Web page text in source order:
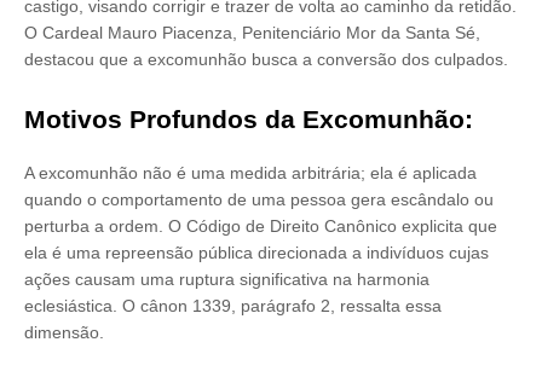
castigo, visando corrigir e trazer de volta ao caminho da retidão.
O Cardeal Mauro Piacenza, Penitenciário Mor da Santa Sé,
destacou que a excomunhão busca a conversão dos culpados.
Motivos Profundos da Excomunhão:
A excomunhão não é uma medida arbitrária; ela é aplicada
quando o comportamento de uma pessoa gera escândalo ou
perturba a ordem. O Código de Direito Canônico explicita que
ela é uma repreensão pública direcionada a indivíduos cujas
ações causam uma ruptura significativa na harmonia
eclesiástica. O cânon 1339, parágrafo 2, ressalta essa
dimensão.